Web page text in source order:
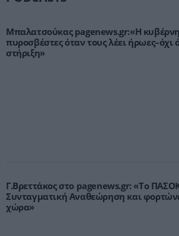
Μπαλατσούκας pagenews.gr:«Η
πυροσβέστες όταν τους λέει ήρωες–όχι
στήριξη»
Γ.Βρεττάκος στο pagenews.gr: «Το
Συνταγματική Αναθεώρηση και
χώρα»